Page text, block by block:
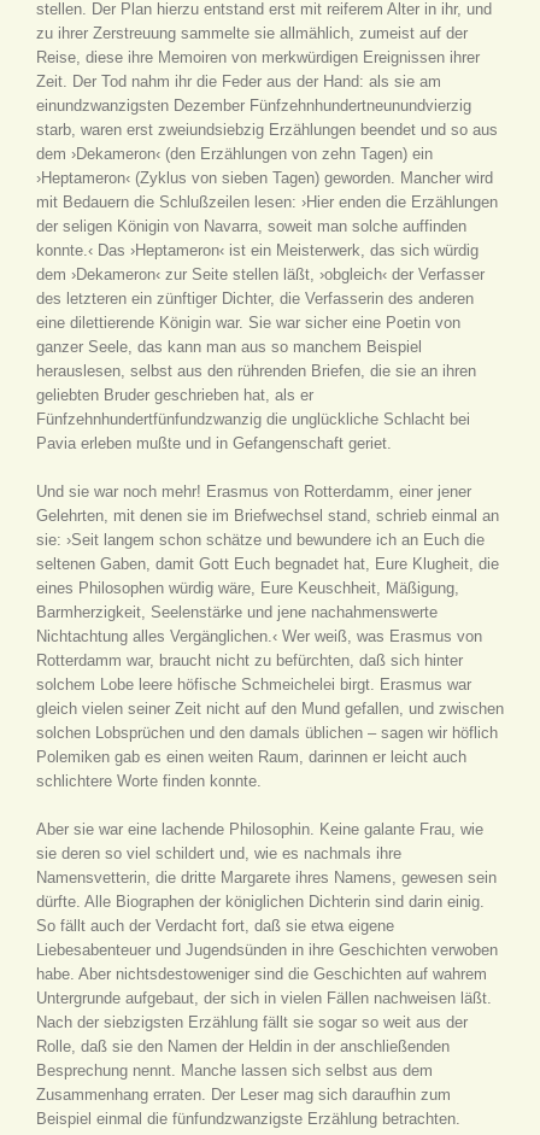
stellen. Der Plan hierzu entstand erst mit reiferem Alter in ihr, und
zu ihrer Zerstreuung sammelte sie allmählich, zumeist auf der
Reise, diese ihre Memoiren von merkwürdigen Ereignissen ihrer
Zeit. Der Tod nahm ihr die Feder aus der Hand: als sie am
einundzwanzigsten Dezember Fünfzehnhundertneunundvierzig
starb, waren erst zweiundsiebzig Erzählungen beendet und so aus
dem ›Dekameron‹ (den Erzählungen von zehn Tagen) ein
›Heptameron‹ (Zyklus von sieben Tagen) geworden. Mancher wird
mit Bedauern die Schlußzeilen lesen: ›Hier enden die Erzählungen
der seligen Königin von Navarra, soweit man solche auffinden
konnte.‹ Das ›Heptameron‹ ist ein Meisterwerk, das sich würdig
dem ›Dekameron‹ zur Seite stellen läßt, ›obgleich‹ der Verfasser
des letzteren ein zünftiger Dichter, die Verfasserin des anderen
eine dilettierende Königin war. Sie war sicher eine Poetin von
ganzer Seele, das kann man aus so manchem Beispiel
herauslesen, selbst aus den rührenden Briefen, die sie an ihren
geliebten Bruder geschrieben hat, als er
Fünfzehnhundertfünfundzwanzig die unglückliche Schlacht bei
Pavia erleben mußte und in Gefangenschaft geriet.
Und sie war noch mehr! Erasmus von Rotterdamm, einer jener
Gelehrten, mit denen sie im Briefwechsel stand, schrieb einmal an
sie: ›Seit langem schon schätze und bewundere ich an Euch die
seltenen Gaben, damit Gott Euch begnadet hat, Eure Klugheit, die
eines Philosophen würdig wäre, Eure Keuschheit, Mäßigung,
Barmherzigkeit, Seelenstärke und jene nachahmenswerte
Nichtachtung alles Vergänglichen.‹ Wer weiß, was Erasmus von
Rotterdamm war, braucht nicht zu befürchten, daß sich hinter
solchem Lobe leere höfische Schmeichelei birgt. Erasmus war
gleich vielen seiner Zeit nicht auf den Mund gefallen, und zwischen
solchen Lobsprüchen und den damals üblichen – sagen wir höflich
Polemiken gab es einen weiten Raum, darinnen er leicht auch
schlichtere Worte finden konnte.
Aber sie war eine lachende Philosophin. Keine galante Frau, wie
sie deren so viel schildert und, wie es nachmals ihre
Namensvetterin, die dritte Margarete ihres Namens, gewesen sein
dürfte. Alle Biographen der königlichen Dichterin sind darin einig.
So fällt auch der Verdacht fort, daß sie etwa eigene
Liebesabenteuer und Jugendsünden in ihre Geschichten verwoben
habe. Aber nichtsdestoweniger sind die Geschichten auf wahrem
Untergrunde aufgebaut, der sich in vielen Fällen nachweisen läßt.
Nach der siebzigsten Erzählung fällt sie sogar so weit aus der
Rolle, daß sie den Namen der Heldin in der anschließenden
Besprechung nennt. Manche lassen sich selbst aus dem
Zusammenhang erraten. Der Leser mag sich daraufhin zum
Beispiel einmal die fünfundzwanzigste Erzählung betrachten.